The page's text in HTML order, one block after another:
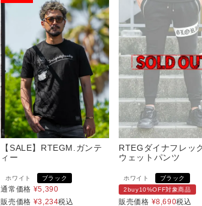
【SALE】RTEGM.ガンテ
ィー
ホワイト ブラック
通常価格 ¥5,390
販売価格 ¥3,234税込
RTEGダイナフレッ
ウェットパンツ
ホワイト
ブラック
2buy10%OFF対象商品
販売価格 ¥8,690税込